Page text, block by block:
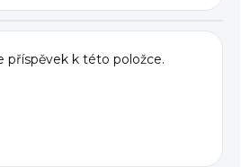
příspěvek k této položce.